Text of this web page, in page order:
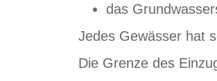
das
Jedes Gewässer hat
Die Grenze des